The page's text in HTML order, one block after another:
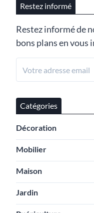
Restez informé
Restez informé de
bons plans en
Catégories
Décoration
Mobilier
Maison
Jardin